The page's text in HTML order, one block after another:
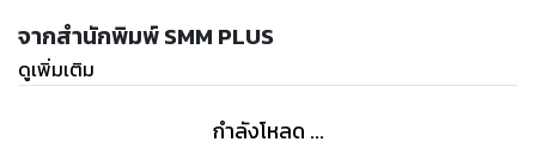
จากสำนักพิมพ์ SMM PLUS
ดูเพิ่มเติม
กำลังโหลด ...